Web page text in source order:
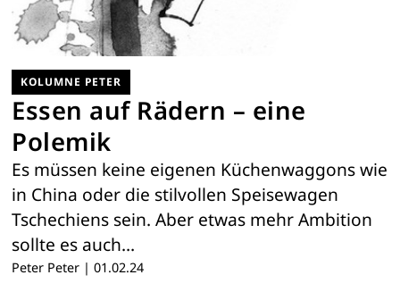
KOLUMNE PETER
Essen auf Rädern – eine
Polemik
Es müssen keine eigenen Küchenwaggons wie
in China oder die stilvollen Speisewagen
Tschechiens sein. Aber etwas mehr Ambition
sollte es auch…
Peter Peter | 01.02.24